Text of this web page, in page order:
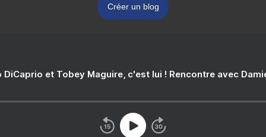
Créer un blog
DiCaprio et Tobey Maguire, c'est lui ! Rencontre avec